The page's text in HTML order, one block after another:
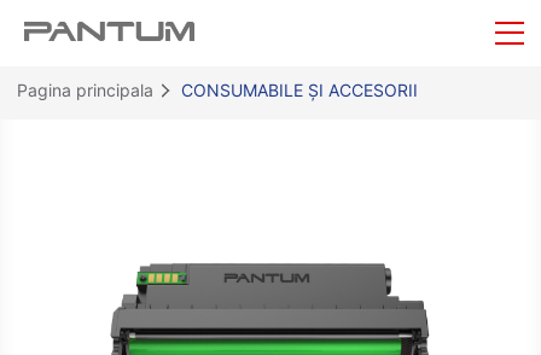
Pagina principala CONSUMABILE ȘI ACCESORII